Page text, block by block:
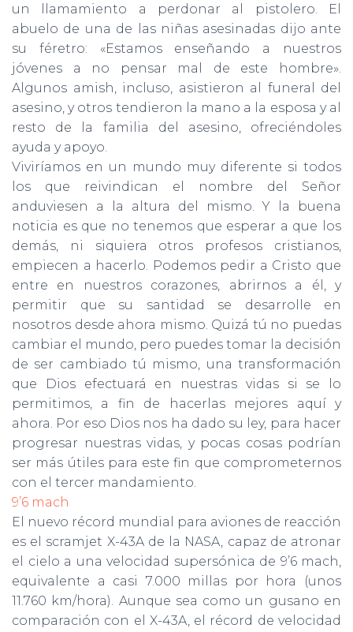
un llamamiento a perdonar al pistolero. El
abuelo de una de las niñas asesinadas dijo ante
su féretro: «Estamos enseñando a nuestros
jóvenes a no pensar mal de este hombre».
Algunos amish, incluso, asistieron al funeral del
asesino, y otros tendieron la mano a la esposa y al
resto de la familia del asesino, ofreciéndoles
ayuda y apoyo.
Viviríamos en un mundo muy diferente si todos
los que reivin­dican el nombre del Señor
anduviesen a la altura del mismo. Y la buena
noticia es que no tenemos que esperar a que los
demás, ni si­quiera otros profesos cristianos,
empiecen a hacerlo. Podemos pedir a Cristo que
entre en nuestros corazones, abrirnos a él, y
permitir que su santidad se desarrolle en
nosotros desde ahora mismo. Quizá tú no puedas
cambiar el mundo, pero puedes tomar la decisión
de ser cambiado tú mismo, una transformación
que Dios efectuará en nuestras vidas si se lo
permitimos, a fin de hacerlas mejores aquí y
ahora. Por eso Dios nos ha dado su ley, para hacer
progresar nues­tras vidas, y pocas cosas podrían
ser más útiles para este fin que comprometernos
con el tercer mandamiento.
9’6 mach
El nuevo récord mundial para aviones de reacción
es el scramjet X-43A de la NASA, capaz de atronar
el cielo a una velocidad super­sónica de 9’6 mach,
equivalente a casi 7.000 millas por hora (unos
11.760 km/hora). Aunque sea como un gusano en
comparación con el X-43A, el récord de velocidad